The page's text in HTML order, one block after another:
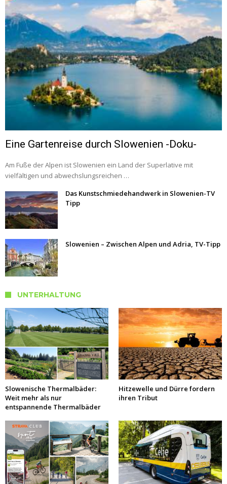
Eine Gartenreise durch Slowenien -Doku-
Am Fuße der Alpen ist Slowenien ein Land der Superlative mit
vielfältigen und abwechslungsreichen …
Das Kunstschmiedehandwerk in Slowenien-TV
Tipp
Slowenien – Zwischen Alpen und Adria, TV-Tipp
UNTERHALTUNG
Slowenische Thermalbäder:
Weit mehr als nur
entspannende Thermalbäder
Hitzewelle und Dürre fordern
ihren Tribut